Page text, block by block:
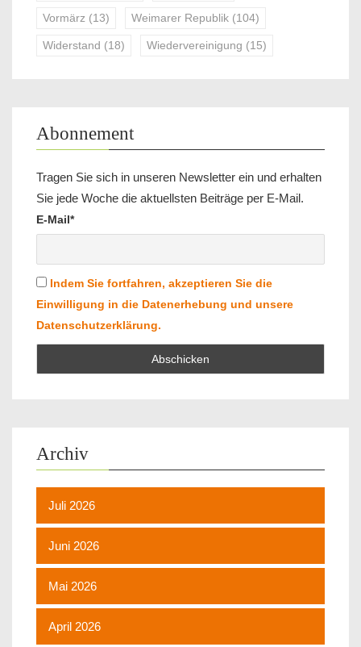
Vormärz (13) Weimarer Republik (104)
Widerstand (18) Wiedervereinigung (15)
Abonnement
Tragen Sie sich in unseren Newsletter ein und erhalten
Sie jede Woche die aktuellsten Beiträge per E-Mail.
E-Mail*
Indem Sie fortfahren, akzeptieren Sie die
Einwilligung in die Datenerhebung und unsere
Datenschutzerklärung.
Archiv
Juli 2026
Juni 2026
Mai 2026
April 2026